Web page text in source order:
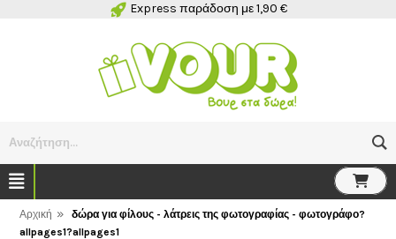
Express παράδοση με 1,90 €
Αναζήτηση...
Αρχική »
δώρα για φίλους - λάτρεις της φωτογραφίας - φωτογράφο?
allpages1?allpages1